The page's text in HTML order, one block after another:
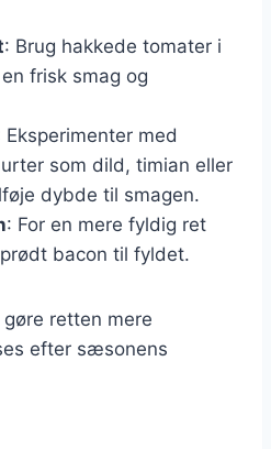
: Brug hakkede tomater i
frisk smag og
Eksperimenter med
som dild, timian eller
dybde til smagen.
: For en mere fyldig ret
bacon til fyldet.
retten mere
efter sæsonens